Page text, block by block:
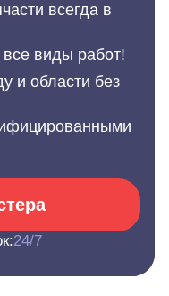
всегда в
виды работ!
и области без
24/7